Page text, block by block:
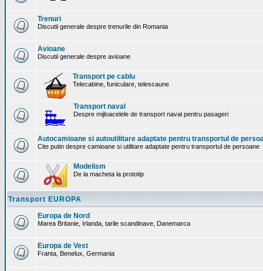
Trenuri
Discutii generale despre trenurile din Romania
Avioane
Discutii generale despre avioane
Transport pe cablu
Telecabine, funiculare, telescaune
Transport naval
Despre mijloacelele de transport naval pentru pasageri
Autocamioane si autoutilitare adaptate pentru transportul de
Cite putin despre camioane si utilitare adaptate pentru transportul de persoane
Modelism
De la macheta la prototip
Transport EUROPA
Europa de Nord
Marea Britanie, Irlanda, tarile scandinave, Danemarca
Europa de Vest
Franta, Benelux, Germania